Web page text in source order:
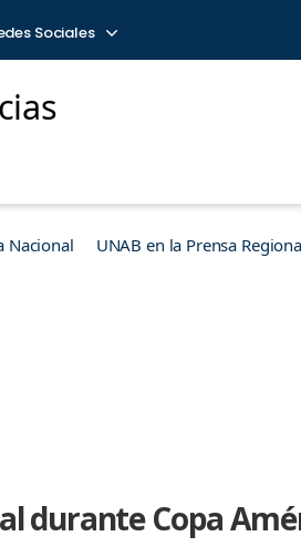
Sociales
Nacional UNAB en la Prensa
durante Copa